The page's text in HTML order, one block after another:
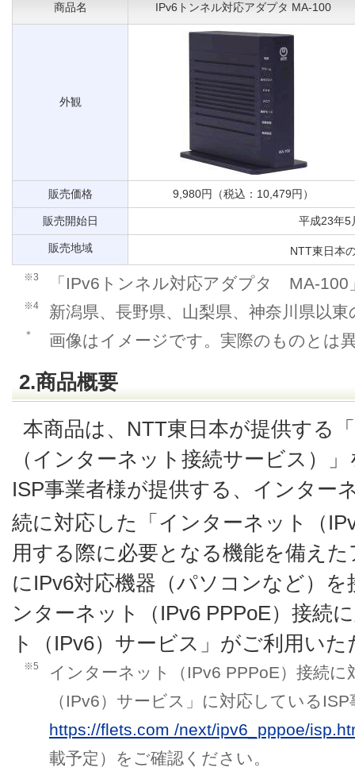
商品名 IPv6トンネル対応アダプタ MA-100
外観
販売価格 9,980円（税込：10,479円）
販売開始日 平成23年5
販売地域 NTT東日本
※3 「IPv6トンネル対応アダプタ MA-100
※4 新潟県、長野県、山梨県、神奈川県以
＊ 画像はイメージです。実際のものとは
2.商品概要
本商品は、NTT東日本が提供する
（インターネット接続サービス）
ISP事業者様が提供する、インター
続に対応した「インターネット（
用する際に必要となる機能を備え
にIPv6対応機器（パソコンなど）
ンターネット（IPv6 PPPoE）接続
ト（IPv6）サービス」がご利用い
※5
インターネット（IPv6 PPPoE）接続
（IPv6）サービス」に対応している
https://flets.com /next/ipv6_pppoe/
載予定）をご確認ください。